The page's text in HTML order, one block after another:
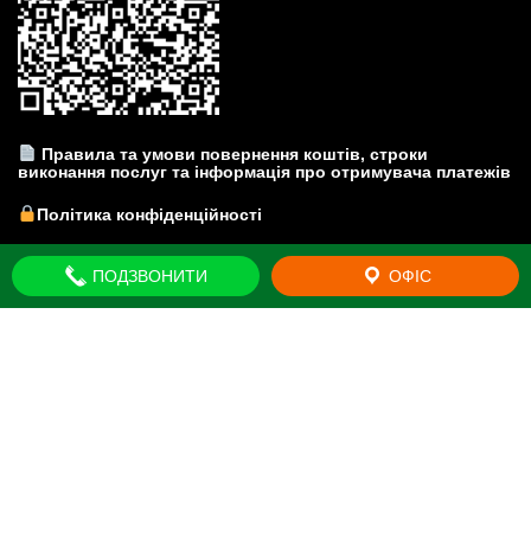
Правила та умови повернення коштів, строки
виконання послуг та інформація про отримувача платежів
Політика конфіденційності
Прайс-лист на юридичні послуги
ПОДЗВОНИТИ ОФІС